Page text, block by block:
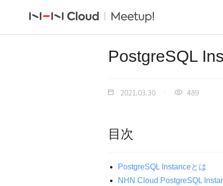
PostgreSQL
2021.03.30 489
目次
PostgreSQL Instanceとは
NHN Cloud PostgreSQL